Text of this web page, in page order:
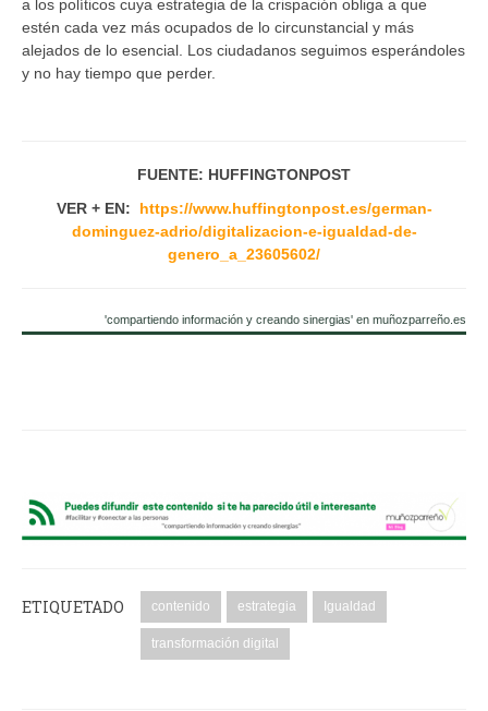
a los políticos cuya estrategia de la crispación obliga a que
estén cada vez más ocupados de lo circunstancial y más
alejados de lo esencial. Los ciudadanos seguimos esperándoles
y no hay tiempo que perder.
FUENTE: HUFFINGTONPOST
VER + EN: https://www.huffingtonpost.es/german-
dominguez-adrio/digitalizacion-e-igualdad-de-
genero_a_23605602/
'compartiendo información y creando sinergias' en muñozparreño.es
ETIQUETADO contenido estrategia Igualdad
transformación digital